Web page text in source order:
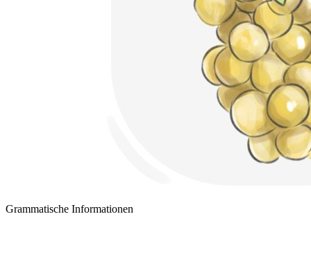
Grammatische Informationen